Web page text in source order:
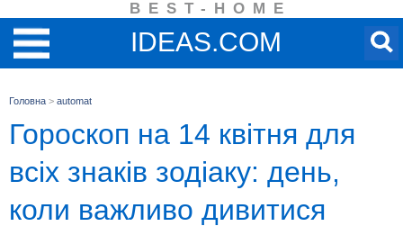
BEST-HOME
IDEAS.COM
Головна > automat
Гороскоп на 14 квітня для
всіх знаків зодіаку: день,
коли важливо дивитися